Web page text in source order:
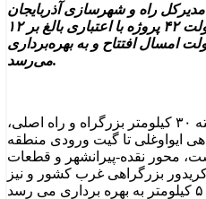
مدیرکل راه و شهرسازی آذربایجان
غربی گفت: بمناسبت هفته دولت ۴۲ پروژه با اعتباری بالغ بر ۱۲
امسال افتتاح و به بهره‌برداری
می‌رسد.
پیمان آرامون افزود: در این هفته ۳۰ کیلومتر بزرگراه و راه اصلی،
ایواوغلی تا گیت ورودی منطقه
محور نقده-پیرانشهر و قطعات
از کریدور بزرگراهی غرب کشور و نیز